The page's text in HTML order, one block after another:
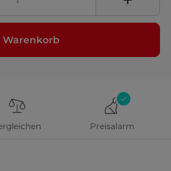
Warenkorb
Preisalarm